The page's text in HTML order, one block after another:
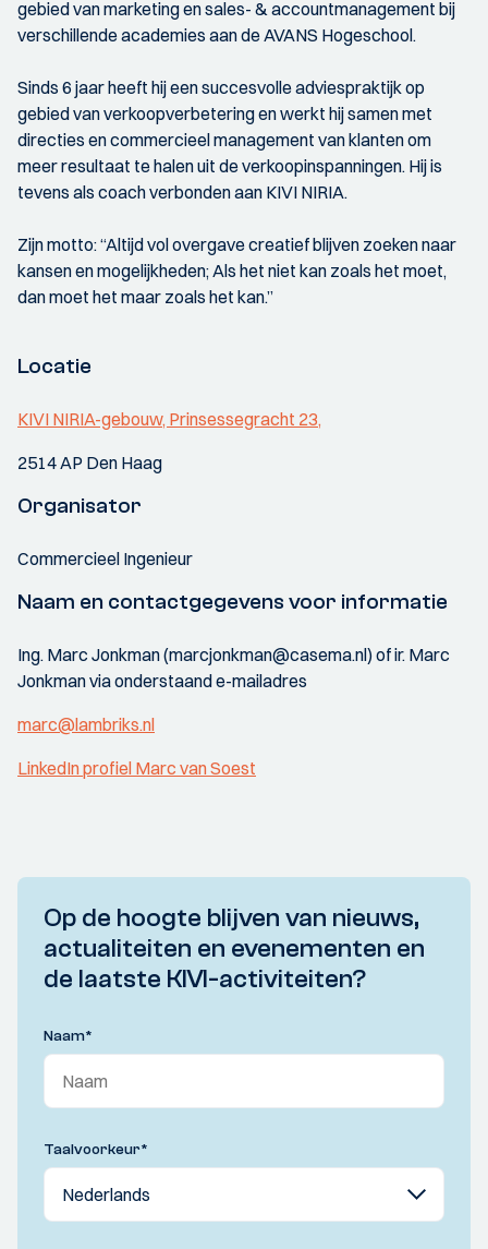
gebied van marketing en sales- & accountmanagement bij
verschillende academies aan de AVANS Hogeschool.
Sinds 6 jaar heeft hij een succesvolle adviespraktijk op
gebied van verkoopverbetering en werkt hij samen met
directies en commercieel management van klanten om
meer resultaat te halen uit de verkoopinspanningen. Hij is
tevens als coach verbonden aan KIVI NIRIA.
Zijn motto: “Altijd vol overgave creatief blijven zoeken naar
kansen en mogelijkheden; Als het niet kan zoals het moet,
dan moet het maar zoals het kan.”
Locatie
KIVI NIRIA-gebouw, Prinsessegracht 23,
2514 AP Den Haag
Organisator
Commercieel Ingenieur
Naam en contactgegevens voor informatie
Ing. Marc Jonkman (marcjonkman@casema.nl) of ir. Marc
Jonkman via onderstaand e-mailadres
marc@lambriks.nl
LinkedIn profiel Marc van Soest
Op de hoogte blijven van nieuws,
actualiteiten en evenementen en
de laatste KIVI-activiteiten?
Naam*
Taalvoorkeur*